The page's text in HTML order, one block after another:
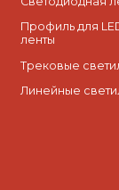
Профиль для
ленты
Трековые
Линейные